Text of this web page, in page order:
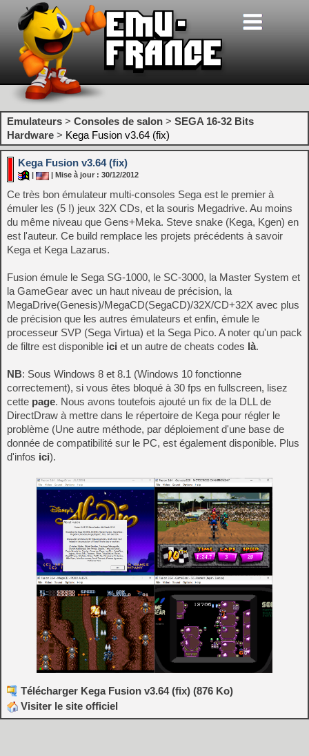
Emulateurs > Consoles de salon > SEGA 16-32 Bits
Hardware > Kega Fusion v3.64 (fix)
Kega Fusion v3.64 (fix)
| Mise à jour : 30/12/2012
Ce très bon émulateur multi-consoles Sega est le premier à
émuler les (5 !) jeux 32X CDs, et la souris Megadrive. Au moins
du même niveau que Gens+Meka. Steve snake (Kega, Kgen) en
est l'auteur. Ce build remplace les projets précédents à savoir
Kega et Kega Lazarus.
Fusion émule le Sega SG-1000, le SC-3000, la Master System et
la GameGear avec un haut niveau de précision, la
MegaDrive(Genesis)/MegaCD(SegaCD)/32X/CD+32X avec plus
de précision que les autres émulateurs et enfin, émule le
processeur SVP (Sega Virtua) et la Sega Pico. A noter qu'un pack
de filtre est disponible ici et un autre de cheats codes là.
NB: Sous Windows 8 et 8.1 (Windows 10 fonctionne
correctement), si vous êtes bloqué à 30 fps en fullscreen, lisez
cette page. Nous avons toutefois ajouté un fix de la DLL de
DirectDraw à mettre dans le répertoire de Kega pour régler le
problème (Une autre méthode, par déploiement d'une base de
donnée de compatibilité sur le PC, est également disponible. Plus
d'infos ici).
Télécharger Kega Fusion v3.64 (fix) (876 Ko)
Visiter le site officiel